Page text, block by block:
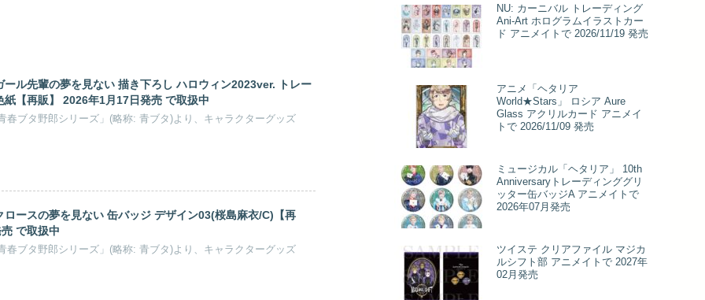
ール先輩の夢を見ない 描き下ろし ハロウィン2023ver. トレー
紙【再販】 2026年1月17日発売 で取扱中
春ブタ野郎シリーズ」(略称: 青ブタ)より、キャラクターグッズ
ロースの夢を見ない 缶バッジ デザイン03(桜島麻衣/C)【再
で取扱中
春ブタ野郎シリーズ」(略称: 青ブタ)より、キャラクターグッズ
NU: カーニバル トレーディング
Ani-Art ホログラムイラストカー
ド アニメイトで 2026/11/19 発売
アニメ「ヘタリア
World★Stars」 ロシア Aure
Glass アクリルカード アニメイ
トで 2026/11/09 発売
ミュージカル「ヘタリア」 10th
Anniversaryトレーディンググリ
ッター缶バッジA アニメイトで
2026年07月発売
ツイステ クリアファイル マジカ
ルシフト部 アニメイトで 2027年
02月発売